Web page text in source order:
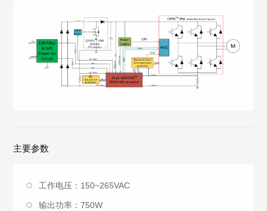
主要参数
工作电压：150~265VAC
输出功率：750W